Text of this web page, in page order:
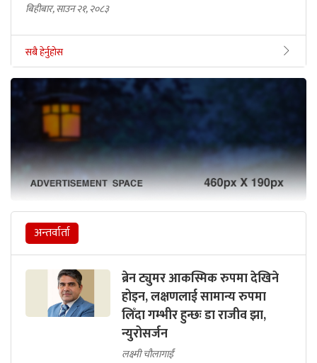
बिहीबार, साउन २१, २०८३
सबै हेर्नुहोस
अन्तर्वार्ता
ब्रेन ट्युमर आकस्मिक रुपमा देखिने
होइन, लक्षणलाई सामान्य रुपमा
लिँदा गम्भीर हुन्छः डा राजीव झा,
न्युरोसर्जन
लक्ष्मी चौलागाईं